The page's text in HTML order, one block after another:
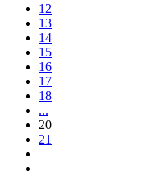
12
13
14
15
16
17
18
...
20
21